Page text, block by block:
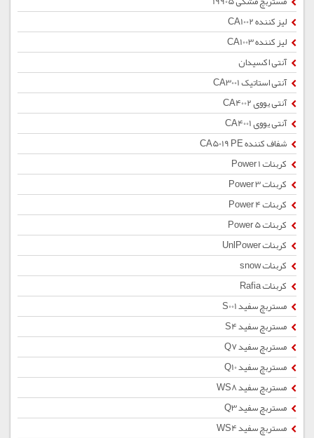
لیز کننده CA1002
لیز کننده CA1003
آنتی اکسیدان
آنتی استاتیک CA3001
آنتی یووی CA4002
آنتی یووی CA4001
شفاف کننده CA5019 PE
کربنات Power 1
کربنات Power 3
کربنات Power 4
کربنات Power 5
کربنات UnlPower
کربنات snow
کربنات Rafia
مستربچ سفید S001
مستربچ سفید S4
مستربچ سفید Q7
مستربچ سفید Q10
مستربچ سفید WS8
مستربچ سفید Q3
مستربچ سفید WS4